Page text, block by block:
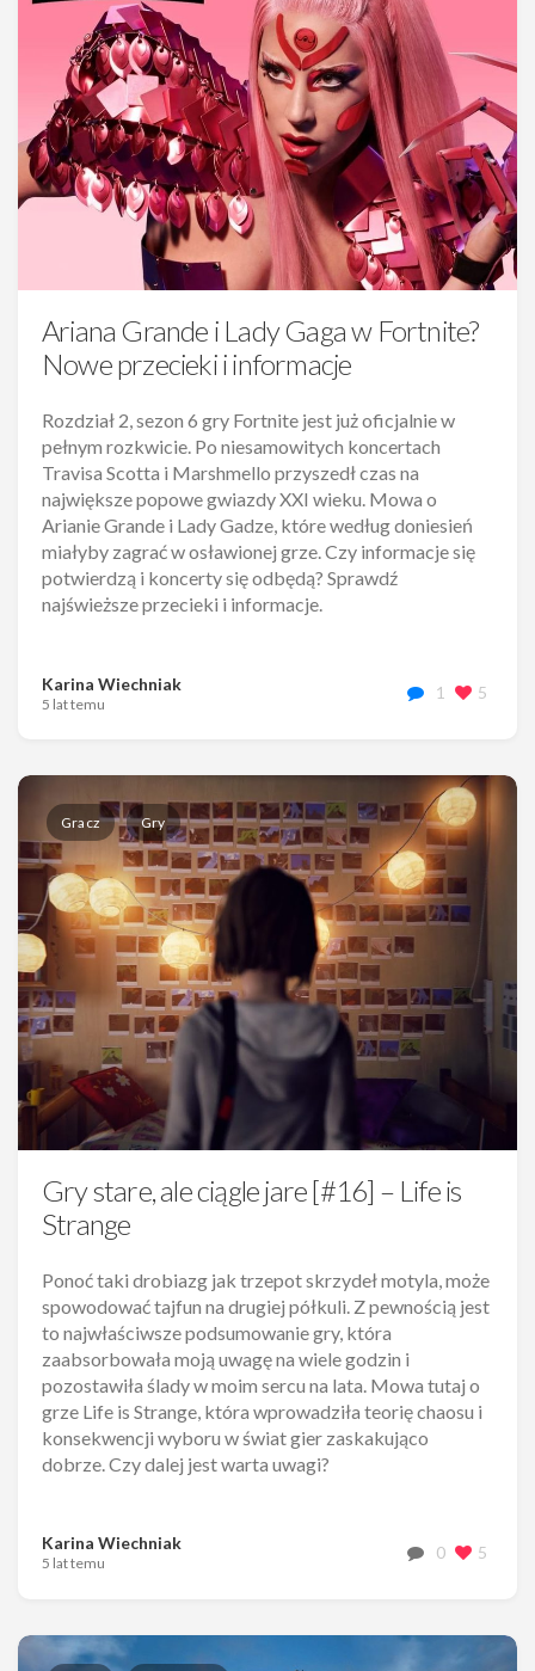
Ariana Grande i Lady Gaga w Fortnite?
Nowe przecieki i informacje
Rozdział 2, sezon 6 gry Fortnite jest już oficjalnie w
pełnym rozkwicie. Po niesamowitych koncertach
Travisa Scotta i Marshmello przyszedł czas na
największe popowe gwiazdy XXI wieku. Mowa o
Arianie Grande i Lady Gadze, które według doniesień
miałyby zagrać w osławionej grze. Czy informacje się
potwierdzą i koncerty się odbędą? Sprawdź
najświeższe przecieki i informacje.
Karina Wiechniak
5 lat temu
1 5
Gracz Gry
Gry stare, ale ciągle jare [#16] – Life is
Strange
Ponoć taki drobiazg jak trzepot skrzydeł motyla, może
spowodować tajfun na drugiej półkuli. Z pewnością jest
to najwłaściwsze podsumowanie gry, która
zaabsorbowała moją uwagę na wiele godzin i
pozostawiła ślady w moim sercu na lata. Mowa tutaj o
grze Life is Strange, która wprowadziła teorię chaosu i
konsekwencji wyboru w świat gier zaskakująco
dobrze. Czy dalej jest warta uwagi?
Karina Wiechniak
5 lat temu
0 5